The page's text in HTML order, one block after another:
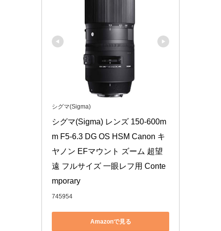
シグマ(Sigma)
シグマ(Sigma) レンズ 150-600m
m F5-6.3 DG OS HSM Canon キ
ヤノン EFマウント ズーム 超望
遠 フルサイズ 一眼レフ用 Conte
mporary
745954
Amazonで見る